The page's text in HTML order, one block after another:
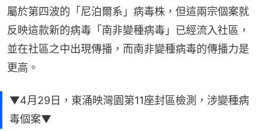
屬於第四波的「尼泊爾系」病毒株，但這兩宗個案就
反映這款新的病毒「南非變種病毒」已經流入社區，
並在社區之中出現傳播，而南非變種病毒的傳播力是
更高。
▼4月29日，東涌映灣園第11座封區檢測，涉變種病
毒個案▼